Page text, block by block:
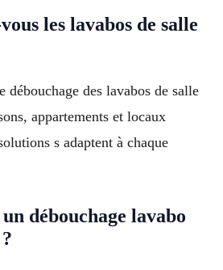
les lavabos de salle
débouchage des lavabos de salle
appartements et locaux
s adaptent à chaque
débouchage lavabo